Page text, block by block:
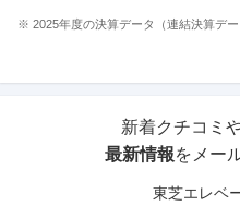
※ 2025年度の決算データ（連結決算デー
新着クチコミ
最新情報をメー
東芝エレベ